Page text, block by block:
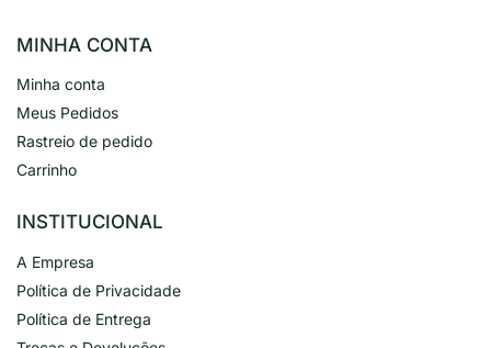
MINHA CONTA
Minha conta
Meus Pedidos
Rastreio de pedido
Carrinho
INSTITUCIONAL
A Empresa
Política de Privacidade
Política de Entrega